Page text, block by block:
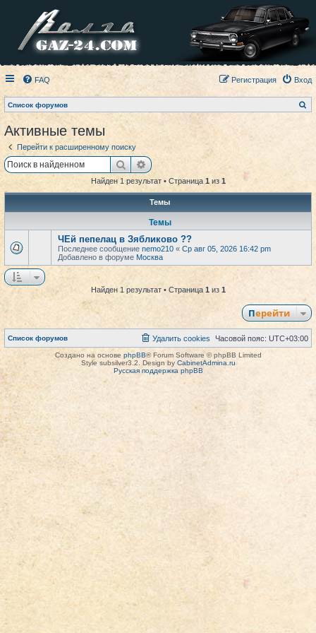
FAQ Вход
Регистрация
Список форумов
о
Активные темы
Перейти к расширенному поиску
ПоискРасширенный поиск
Найден 1 результат • Страница 1из 1
Темы
Темы
ЧЕй пепелац в Зябликово ??
Последнее сообщение nemo210 « Ср авг 05, 2026 16:42 pm
Добавлено в форуме Москва
Найден 1 результат • Страница 1из 1
Перейти
Список форумов Часовой пояс: UTC+03:00
Удалить cookies
Создано на основе phpBB® Forum Software © phpBB Limited
Style subsilver3.2. Design by CabinetAdmina.ru
Русская поддержка phpBB